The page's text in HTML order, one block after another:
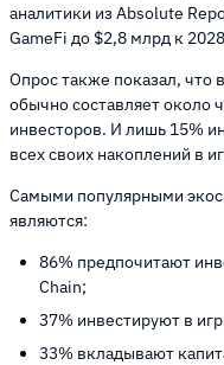
аналитики из Absolute
GameFi до $2,8 млрд к
Опрос также показал, что
обычно составляет около
инвесторов. И лишь 15%
всех своих накоплений в
Самыми популярными
являются:
86% предпочитают
Chain;
37% инвестируют в
33% вкладывают